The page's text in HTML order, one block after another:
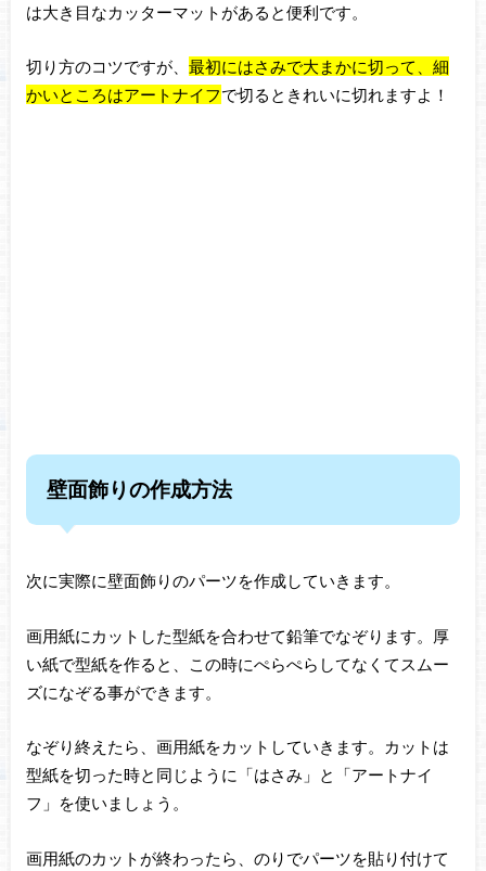
は大き目なカッターマットがあると便利です。
切り方のコツですが、 最初にはさみで大まかに切って、細
かいところはアートナイフで切るときれいに切れますよ！
壁面飾りの作成方法
次に実際に壁面飾りのパーツを作成していきます。
画用紙にカットした型紙を合わせて鉛筆でなぞります。厚
い紙で型紙を作ると、この時にぺらぺらしてなくてスムー
ズになぞる事ができます。
なぞり終えたら、画用紙をカットしていきます。カットは
型紙を切った時と同じように「はさみ」と「アートナイ
フ」を使いましょう。
画用紙のカットが終わったら、のりでパーツを貼り付けて